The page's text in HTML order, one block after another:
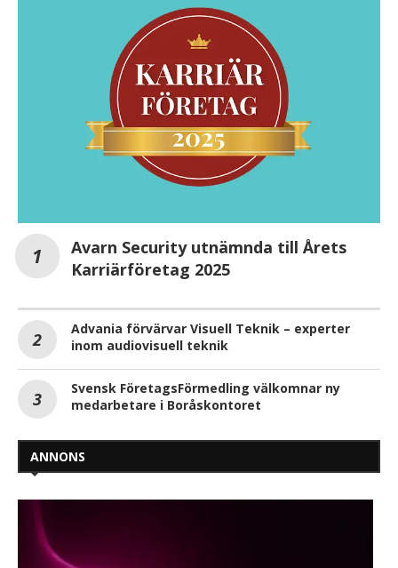
Avarn Security utnämnda till Årets
Karriärföretag 2025
Advania förvärvar Visuell Teknik – experter
inom audiovisuell teknik
Svensk FöretagsFörmedling välkomnar ny
medarbetare i Boråskontoret
ANNONS